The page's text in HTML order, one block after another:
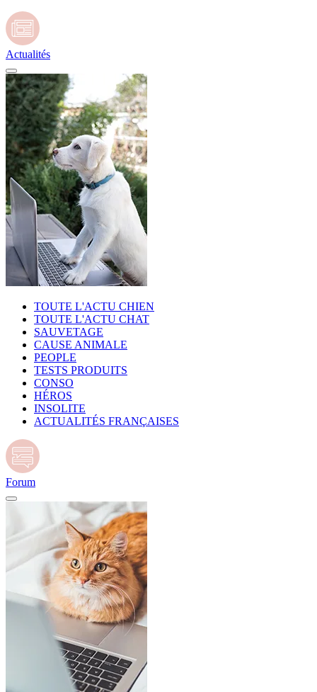
Actualités
TOUTE L'ACTU CHIEN
TOUTE L'ACTU CHAT
SAUVETAGE
CAUSE ANIMALE
PEOPLE
TESTS PRODUITS
CONSO
HÉROS
INSOLITE
ACTUALITÉS FRANÇAISES
Forum